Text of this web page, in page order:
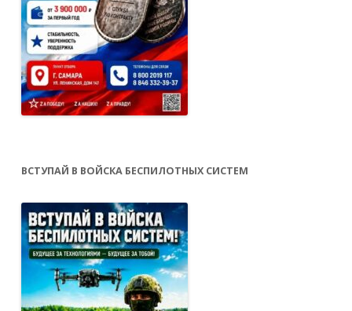
ВСТУПАЙ В ВОЙСКА БЕСПИЛОТНЫХ СИСТЕМ